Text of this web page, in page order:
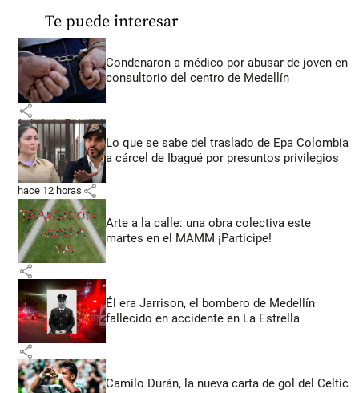
Te puede interesar
Condenaron a médico por abusar de joven en
consultorio del centro de Medellín
share
Lo que se sabe del traslado de Epa Colombia
a cárcel de Ibagué por presuntos privilegios
hace 12 horas share
Arte a la calle: una obra colectiva este
martes en el MAMM ¡Participe!
share
Él era Jarrison, el bombero de Medellín
fallecido en accidente en La Estrella
share
Camilo Durán, la nueva carta de gol del Celtic